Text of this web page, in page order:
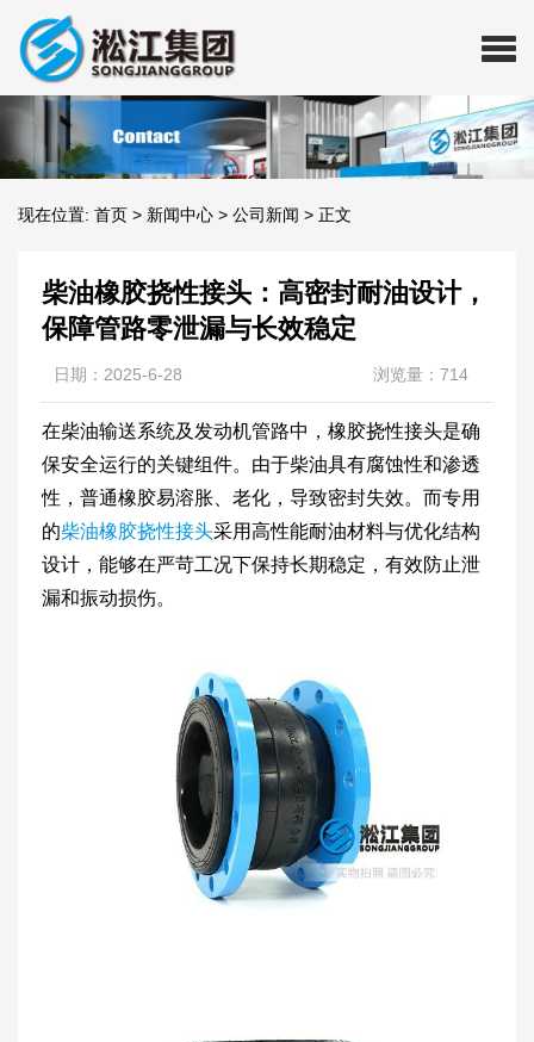
现在位置: 首页 > 新闻中心 > 公司新闻 > 正文
柴油橡胶挠性接头：高密封耐油设计，
保障管路零泄漏与长效稳定
日期：2025-6-28 浏览量：714
在柴油输送系统及发动机管路中，橡胶挠性接头是确
保安全运行的关键组件。由于柴油具有腐蚀性和渗透
性，普通橡胶易溶胀、老化，导致密封失效。而专用
的柴油橡胶挠性接头采用高性能耐油材料与优化结构
设计，能够在严苛工况下保持长期稳定，有效防止泄
漏和振动损伤。